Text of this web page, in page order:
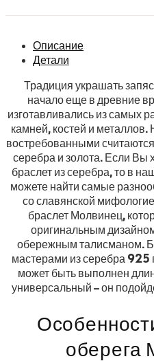
Описание
Детали
Традиция украшать
начало еще в древние
изготавливались из самых
камней, костей и
востребованными
серебра и золота. Если Вы
браслет из серебра, то в
можете найти самые
со славянской
браслет Молвинец,
оригинальным
обережным талисманом.
мастерами из серебра
может быть выполнен
универсальный – он
оберега